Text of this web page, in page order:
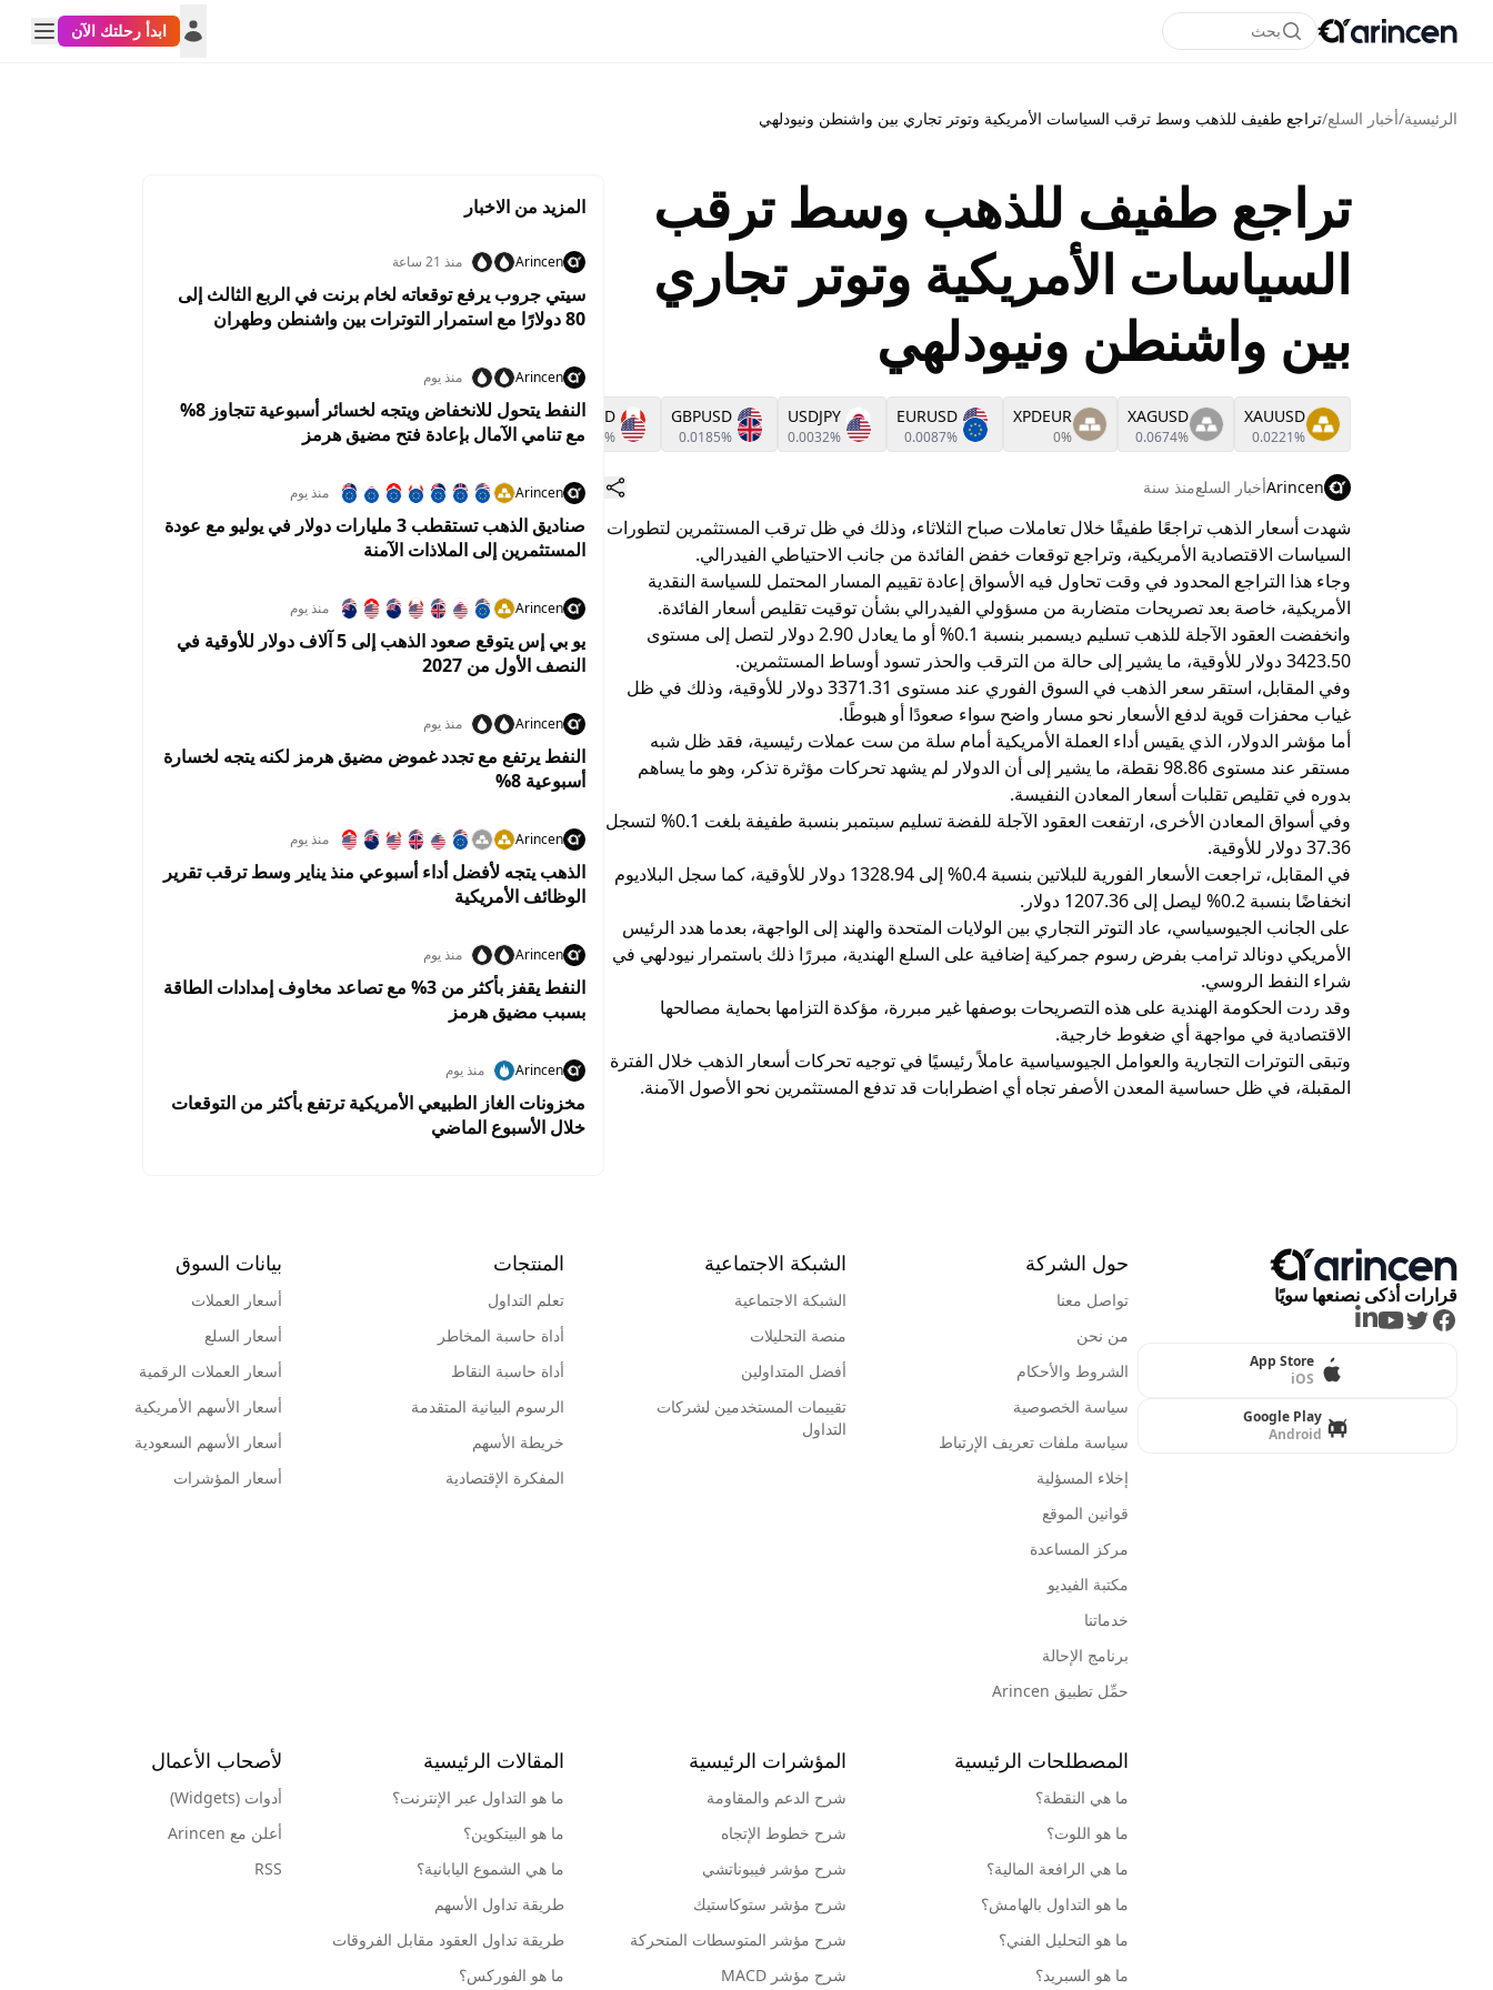
بحث ابدأ رحلتك الآن
الرئيسية/أخبار السلع/تراجع طفيف للذهب وسط ترقب السياسات الأمريكية وتوتر تجاري بين واشنطن ونيودلهي
تراجع طفيف للذهب وسط ترقب
السياسات الأمريكية وتوتر تجاري
بين واشنطن ونيودلهي
XAUUSD
0.0221%
XAGUSD
0.0674%
XPDEUR
0%
EURUSD
0.0087%
USDJPY
0.0032%
GBPUSD
0.0185%
USDCAD
0.0108%
NZDUSD
0.0085%
USDCHF
0.0184%
AUDUSD
Arincenأخبار السلعمنذ سنة
شهدت أسعار الذهب تراجعًا طفيفًا خلال تعاملات صباح الثلاثاء، وذلك في ظل ترقب المستثمرين لتطورات
السياسات الاقتصادية الأمريكية، وتراجع توقعات خفض الفائدة من جانب الاحتياطي الفيدرالي.
وجاء هذا التراجع المحدود في وقت تحاول فيه الأسواق إعادة تقييم المسار المحتمل للسياسة النقدية
الأمريكية، خاصة بعد تصريحات متضاربة من مسؤولي الفيدرالي بشأن توقيت تقليص أسعار الفائدة.
وانخفضت العقود الآجلة للذهب تسليم ديسمبر بنسبة 0.1% أو ما يعادل 2.90 دولار لتصل إلى مستوى
3423.50 دولار للأوقية، ما يشير إلى حالة من الترقب والحذر تسود أوساط المستثمرين.
وفي المقابل، استقر سعر الذهب في السوق الفوري عند مستوى 3371.31 دولار للأوقية، وذلك في ظل
غياب محفزات قوية لدفع الأسعار نحو مسار واضح سواء صعودًا أو هبوطًا.
أما مؤشر الدولار، الذي يقيس أداء العملة الأمريكية أمام سلة من ست عملات رئيسية، فقد ظل شبه
مستقر عند مستوى 98.86 نقطة، ما يشير إلى أن الدولار لم يشهد تحركات مؤثرة تذكر، وهو ما يساهم
بدوره في تقليص تقلبات أسعار المعادن النفيسة.
وفي أسواق المعادن الأخرى، ارتفعت العقود الآجلة للفضة تسليم سبتمبر بنسبة طفيفة بلغت 0.1% لتسجل
37.36 دولار للأوقية.
في المقابل، تراجعت الأسعار الفورية للبلاتين بنسبة 0.4% إلى 1328.94 دولار للأوقية، كما سجل البلاديوم
انخفاضًا بنسبة 0.2% ليصل إلى 1207.36 دولار.
على الجانب الجيوسياسي، عاد التوتر التجاري بين الولايات المتحدة والهند إلى الواجهة، بعدما هدد الرئيس
الأمريكي دونالد ترامب بفرض رسوم جمركية إضافية على السلع الهندية، مبررًا ذلك باستمرار نيودلهي في
شراء النفط الروسي.
وقد ردت الحكومة الهندية على هذه التصريحات بوصفها غير مبررة، مؤكدة التزامها بحماية مصالحها
الاقتصادية في مواجهة أي ضغوط خارجية.
وتبقى التوترات التجارية والعوامل الجيوسياسية عاملاً رئيسيًا في توجيه تحركات أسعار الذهب خلال الفترة
المقبلة، في ظل حساسية المعدن الأصفر تجاه أي اضطرابات قد تدفع المستثمرين نحو الأصول الآمنة.
المزيد من الاخبار
Arincen منذ 21 ساعة
سيتي جروب يرفع توقعاته لخام برنت في الربع الثالث إلى
80 دولارًا مع استمرار التوترات بين واشنطن وطهران
Arincen منذ يوم
النفط يتحول للانخفاض ويتجه لخسائر أسبوعية تتجاوز 8%
مع تنامي الآمال بإعادة فتح مضيق هرمز
Arincen منذ يوم
صناديق الذهب تستقطب 3 مليارات دولار في يوليو مع عودة
المستثمرين إلى الملاذات الآمنة
Arincen منذ يوم
يو بي إس يتوقع صعود الذهب إلى 5 آلاف دولار للأوقية في
النصف الأول من 2027
Arincen منذ يوم
النفط يرتفع مع تجدد غموض مضيق هرمز لكنه يتجه لخسارة
أسبوعية 8%
Arincen منذ يوم
الذهب يتجه لأفضل أداء أسبوعي منذ يناير وسط ترقب تقرير
الوظائف الأمريكية
Arincen منذ يوم
النفط يقفز بأكثر من 3% مع تصاعد مخاوف إمدادات الطاقة
بسبب مضيق هرمز
Arincen منذ يوم
مخزونات الغاز الطبيعي الأمريكية ترتفع بأكثر من التوقعات
خلال الأسبوع الماضي
قرارات أذكى نصنعها سويًا
Facebook
Twitter
Youtube
LinkedIn
App Store
iOS
Google Play
Android
حول الشركة
تواصل معنا
من نحن
الشروط والأحكام
سياسة الخصوصية
سياسة ملفات تعريف الإرتباط
إخلاء المسؤلية
قوانين الموقع
مركز المساعدة
مكتبة الفيديو
خدماتنا
برنامج الإحالة
حمِّل تطبيق Arincen
الشبكة الاجتماعية
الشبكة الاجتماعية
منصة التحليلات
أفضل المتداولين
تقييمات المستخدمين لشركات
التداول
المنتجات
تعلم التداول
أداة حاسبة المخاطر
أداة حاسبة النقاط
الرسوم البيانية المتقدمة
خريطة الأسهم
المفكرة الإقتصادية
بيانات السوق
أسعار العملات
أسعار السلع
أسعار العملات الرقمية
أسعار الأسهم الأمريكية
أسعار الأسهم السعودية
أسعار المؤشرات
المصطلحات الرئيسية
ما هي النقطة؟
ما هو اللوت؟
ما هي الرافعة المالية؟
ما هو التداول بالهامش؟
ما هو التحليل الفني؟
ما هو السبريد؟
المؤشرات الرئيسية
شرح الدعم والمقاومة
شرح خطوط الإتجاه
شرح مؤشر فيبوناتشي
شرح مؤشر ستوكاستيك
شرح مؤشر المتوسطات المتحركة
شرح مؤشر MACD
المقالات الرئيسية
ما هو التداول عبر الإنترنت؟
ما هو البيتكوين؟
ما هي الشموع اليابانية؟
طريقة تداول الأسهم
طريقة تداول العقود مقابل الفروقات
ما هو الفوركس؟
لأصحاب الأعمال
أدوات (Widgets)
أعلن مع Arincen
RSS